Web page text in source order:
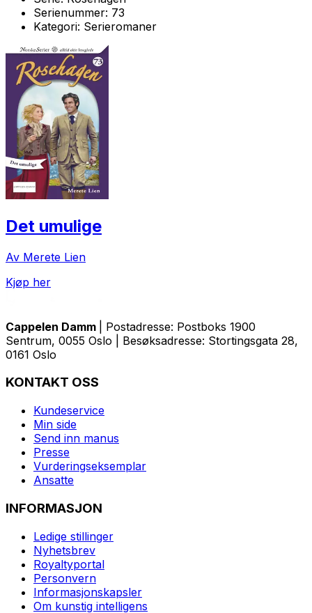
Serienummer: 73
Kategori: Serieromaner
Det umulige
Av Merete Lien
Kjøp her
Cappelen Damm
| Postadresse: Postboks 1900
Sentrum, 0055 Oslo | Besøksadresse: Stortingsgata 28,
0161 Oslo
KONTAKT OSS
Kundeservice
Min side
Send inn manus
Presse
Vurderingseksemplar
Ansatte
INFORMASJON
Ledige stillinger
Nyhetsbrev
Royaltyportal
Personvern
Informasjonskapsler
Om kunstig intelligens